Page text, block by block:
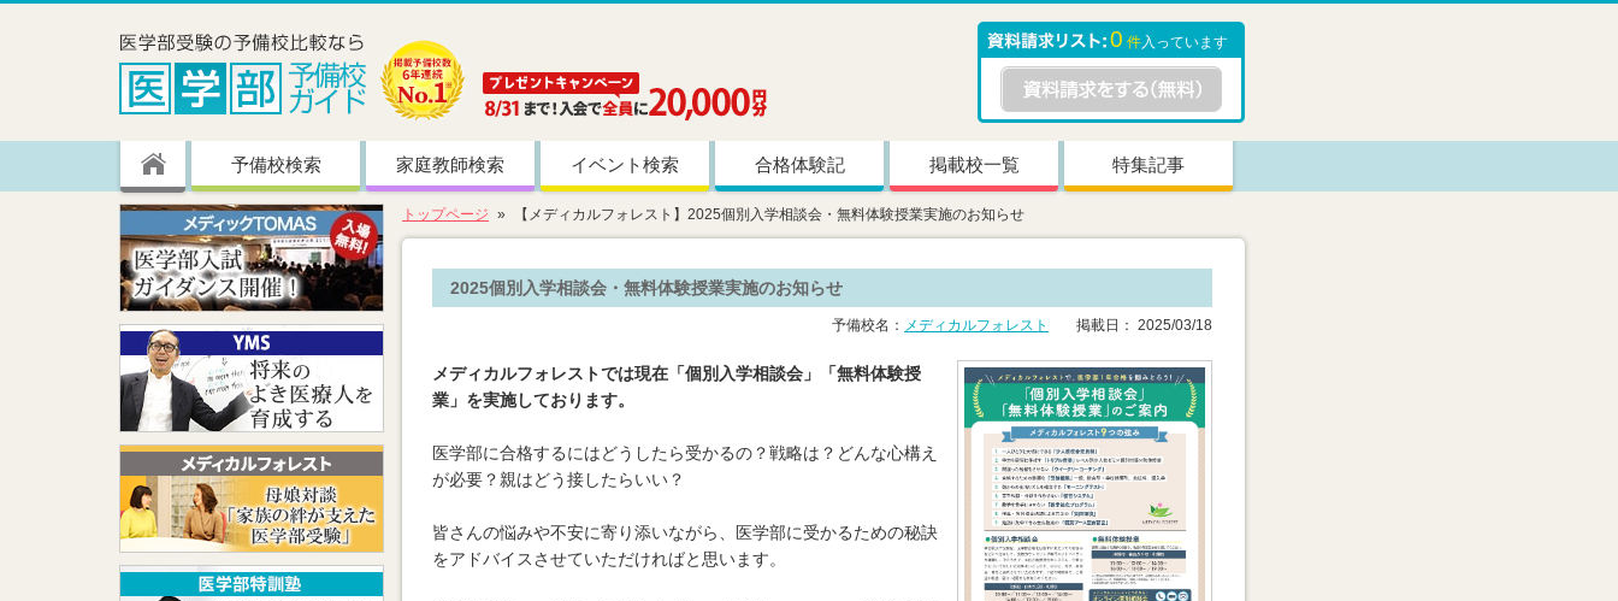
0 件入っています
予備校検索 家庭教師検索 イベント検索 合格体験記 掲載校一覧 特集記事
トップページ 【メディカルフォレスト】2025個別入学相談会・無料体験授業実施のお知らせ
2025個別入学相談会・無料体験授業実施のお知らせ
予備校名： メディカルフォレスト 掲載日： 2025/03/18
メディカルフォレストでは現在「個別入学相談会」「無料体験授
業」を実施しております。
医学部に合格するにはどうしたら受かるの？戦略は？どんな心構え
が必要？親はどう接したらいい？
皆さんの悩みや不安に寄り添いながら、医学部に受かるための秘訣
をアドバイスさせていただければと思います。